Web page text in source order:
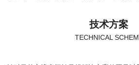
技术方案
TECHNICAL